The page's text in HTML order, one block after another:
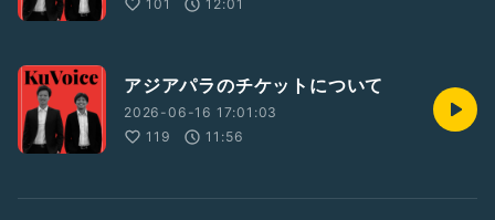
101
12:01
アジアパラのチケットについて
2026-06-16 17:01:03
119
11:56